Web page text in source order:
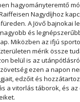
hagyományteremtő
Nagydíjhoz
A Jövő bajnokai
és
Miközben az ifjú
mérik össze
belül is az
ezen a napon
edzőit és
a vitorlás táborok, és